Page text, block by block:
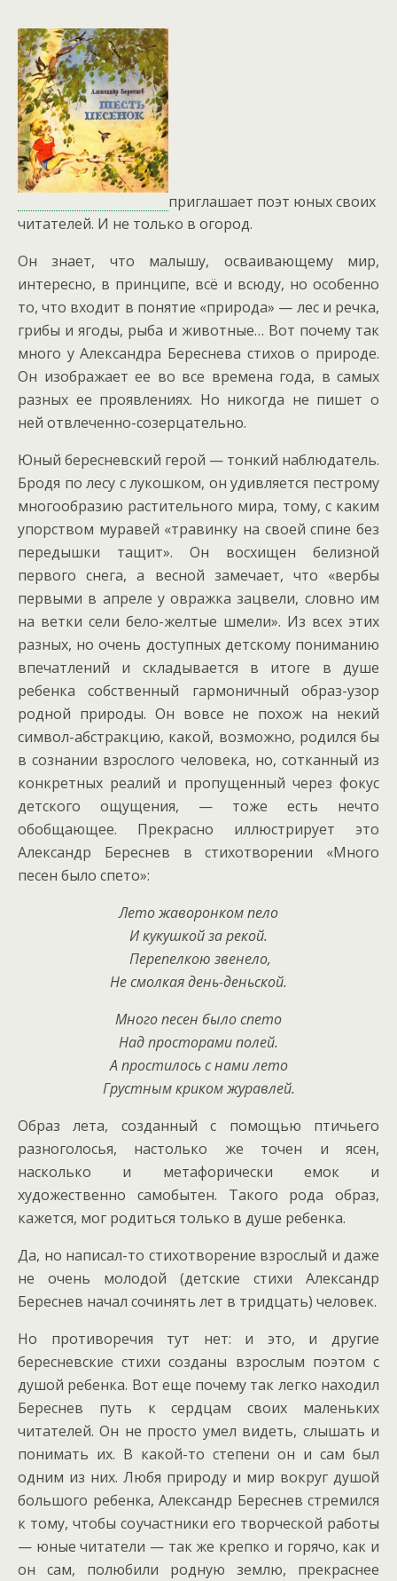
приглашает поэт юных своих
читателей. И не только в огород.
Он знает, что малышу, осваивающему мир,
интересно, в принципе, всё и всюду, но особенно
то, что входит в понятие «природа» — лес и речка,
грибы и ягоды, рыба и животные… Вот почему так
много у Александра Береснева стихов о природе.
Он изображает ее во все времена года, в самых
разных ее проявлениях. Но никогда не пишет о
ней отвлеченно-созерцательно.
Юный бересневский герой — тонкий наблюдатель.
Бродя по лесу с лукошком, он удивляется пестрому
многообразию растительного мира, тому, с каким
упорством муравей «травинку на своей спине без
передышки тащит». Он восхищен белизной
первого снега, а весной замечает, что «вербы
первыми в апреле у овражка зацвели, словно им
на ветки сели бело-желтые шмели». Из всех этих
разных, но очень доступных детскому пониманию
впечатлений и складывается в итоге в душе
ребенка собственный гармоничный образ-узор
родной природы. Он вовсе не похож на некий
символ-абстракцию, какой, возможно, родился бы
в сознании взрослого человека, но, сотканный из
конкретных реалий и пропущенный через фокус
детского ощущения, — тоже есть нечто
обобщающее. Прекрасно иллюстрирует это
Александр Береснев в стихотворении «Много
песен было спето»:
Лето жаворонком пело
И кукушкой за рекой.
Перепелкою звенело,
Не смолкая день-деньской.
Много песен было спето
Над просторами полей.
А простилось с нами лето
Грустным криком журавлей.
Образ лета, созданный с помощью птичьего
разноголосья, настолько же точен и ясен,
насколько и метафорически емок и
художественно самобытен. Такого рода образ,
кажется, мог родиться только в душе ребенка.
Да, но написал-то стихотворение взрослый и даже
не очень молодой (детские стихи Александр
Береснев начал сочинять лет в тридцать) человек.
Но противоречия тут нет: и это, и другие
бересневские стихи созданы взрослым поэтом с
душой ребенка. Вот еще почему так легко находил
Береснев путь к сердцам своих маленьких
читателей. Он не просто умел видеть, слышать и
понимать их. В какой-то степени он и сам был
одним из них. Любя природу и мир вокруг душой
большого ребенка, Александр Береснев стремился
к тому, чтобы соучастники его творческой работы
— юные читатели — так же крепко и горячо, как и
он сам, полюбили родную землю, прекраснее